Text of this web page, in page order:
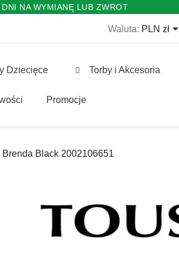
NA WYMIANĘ LUB ZWROT
Waluta: PLN zł
Dziecięce Torby i Akcesoria
Promocje
Black 2002106651